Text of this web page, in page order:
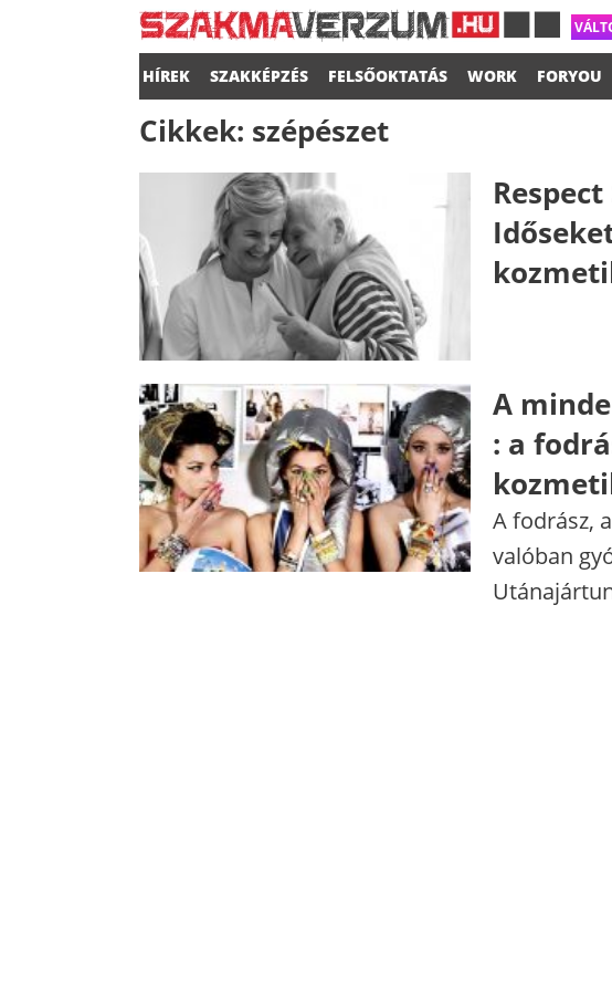
HÍREK SZAKKÉPZÉS FELSŐOKTATÁS WORK FORYOU
Cikkek: szépészet
A
: a
A fodrász,
valóban